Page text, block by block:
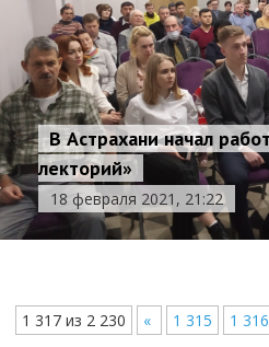
В Астрахани начал
лекторий»
18 февраля 2021, 21:22
1 317 из 2 230 « 1 315 1 316